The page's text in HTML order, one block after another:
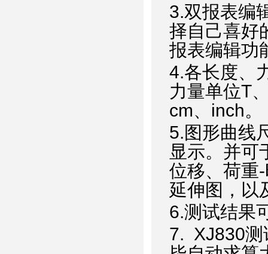
3.双报表编
择自己喜好
报表编辑功
4.各长度、
力量单位T
cm、 inch。
5.图形曲线
显示。并可
位移、荷重-
延伸图，以
6.测试结果
7. XJ830测